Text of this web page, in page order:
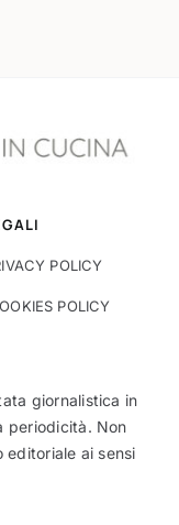
POLICY
POLICY
giornalistica in
periodicità. Non
ai sensi